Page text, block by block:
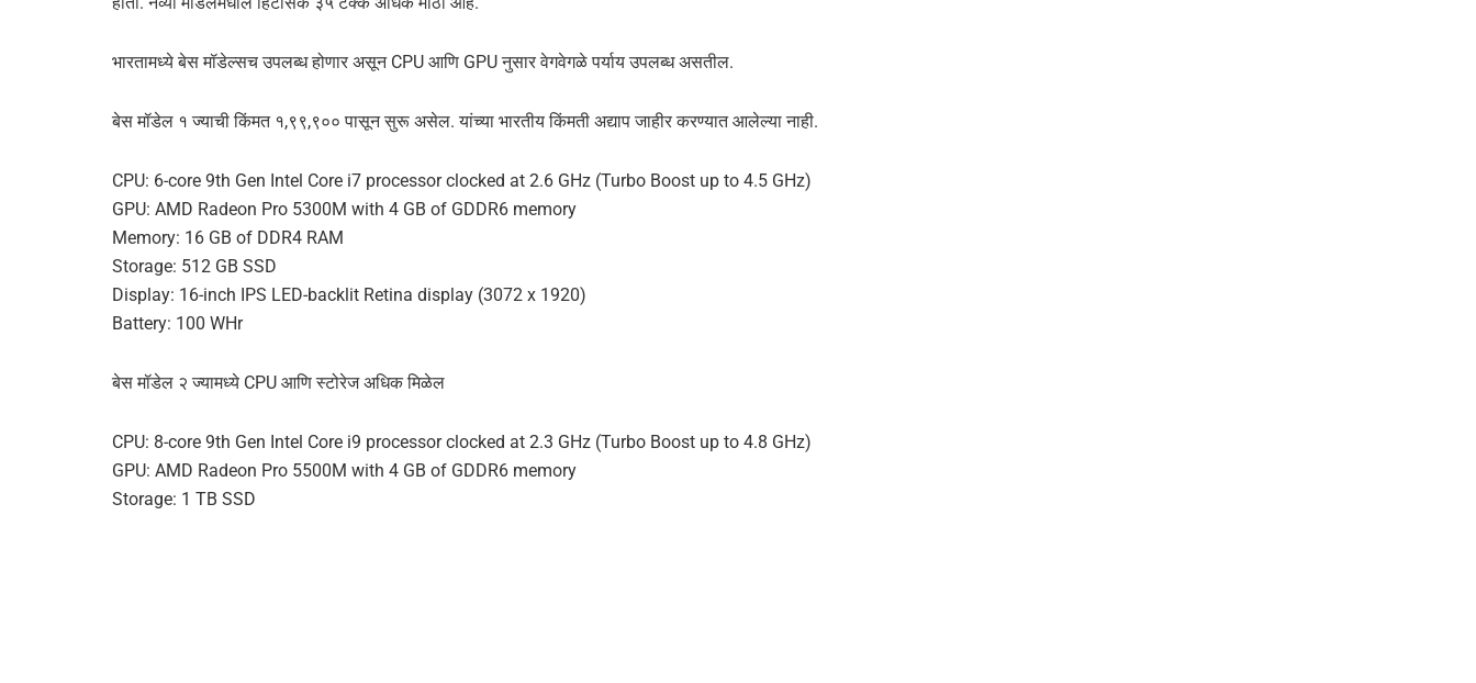
भारतामध्ये बेस मॉडेल्सच उपलब्ध होणार असून CPU आणि GPU नुसार वेगवेगळे पर्याय उपलब्ध असतील.
बेस मॉडेल १ ज्याची किंमत १,९९,९०० पासून सुरू असेल. यांच्या भारतीय किंमती अद्याप जाहीर करण्यात आलेल्या नाही.
CPU: 6-core 9th Gen Intel Core i7 processor clocked at 2.6 GHz (Turbo Boost up to 4.5 GHz)
GPU: AMD Radeon Pro 5300M with 4 GB of GDDR6 memory
Memory: 16 GB of DDR4 RAM
Storage: 512 GB SSD
Display: 16-inch IPS LED-backlit Retina display (3072 x 1920)
Battery: 100 WHr
बेस मॉडेल २ ज्यामध्ये CPU आणि स्टोरेज अधिक मिळेल
CPU: 8-core 9th Gen Intel Core i9 processor clocked at 2.3 GHz (Turbo Boost up to 4.8 GHz)
GPU: AMD Radeon Pro 5500M with 4 GB of GDDR6 memory
Storage: 1 TB SSD